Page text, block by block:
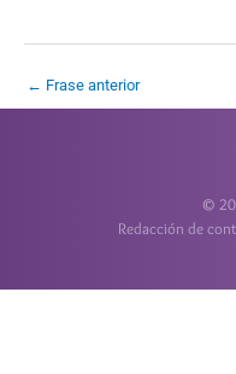
← Frase anterior
©
Redacción de